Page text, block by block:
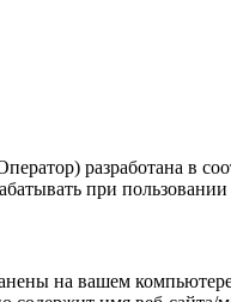
разработана в
при
на вашем